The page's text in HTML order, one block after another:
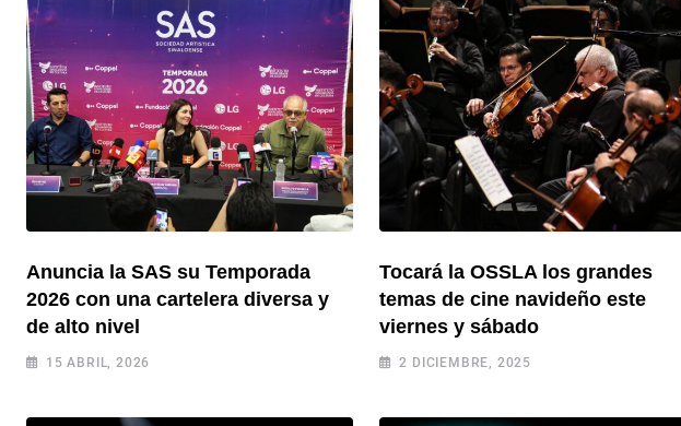
Anuncia la SAS su Temporada
2026 con una cartelera diversa y
de alto nivel
15 ABRIL, 2026
Tocará la OSSLA los grandes
temas de cine navideño este
viernes y sábado
2 DICIEMBRE, 2025